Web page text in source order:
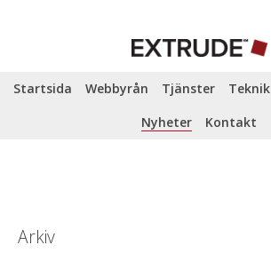
Startsida Webbyrån Tjänster Teknik
Nyheter
Kontakt
Arkiv